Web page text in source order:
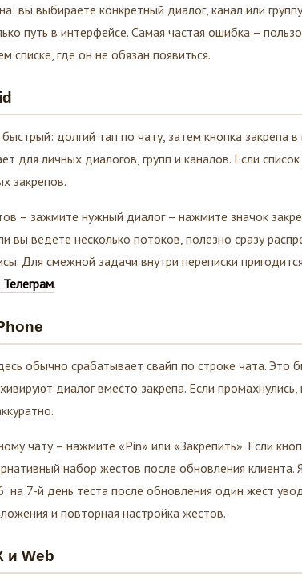
вы выбираете конкретный диалог, канал или группу
путь в интерфейсе. Самая частая ошибка –
списке, где он не обязан появиться.
долгий тап по чату, затем кнопка закрепа в
для личных диалогов, групп и каналов. Если
– зажмите нужный диалог – нажмите значок
вы ведете несколько потоков, полезно сразу
Для смежной задачи внутри переписки пригодится
обычно срабатывает свайп по строке чата. Это
диалог вместо закрепа. Если промахнулись,
чату – нажмите «Pin» или «Закрепить». Если
набор жестов после обновления клиента. Я
на 7-й день теста после обновления один жест
и повторная настройка жестов.
и Web